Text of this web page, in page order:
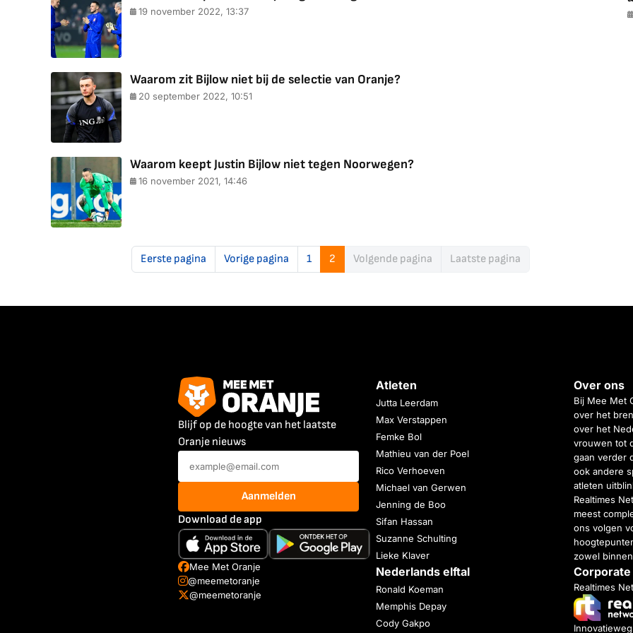
19 november 2022, 13:37
Waarom zit Bijlow niet bij de selectie van Oranje?
20 september 2022, 10:51
Waarom keept Justin Bijlow niet tegen Noorwegen?
16 november 2021, 14:46
Eerste pagina Vorige pagina 1 2 Volgende pagina Laatste pagina
Blijf op de hoogte van het laatste
Oranje nieuws
Aanmelden
Download de app
Mee Met Oranje
@meemetoranje
@meemetoranje
Atleten
Jutta Leerdam
Max Verstappen
Femke Bol
Mathieu van der Poel
Rico Verhoeven
Michael van Gerwen
Jenning de Boo
Sifan Hassan
Suzanne Schulting
Lieke Klaver
Nederlands elftal
Ronald Koeman
Memphis Depay
Cody Gakpo
Over ons
Bij Mee Met
over het
over het
vrouwen tot
gaan verder
ook andere
atleten
Realtimes
meest
ons volgen
zowel
Corporate
Realtimes